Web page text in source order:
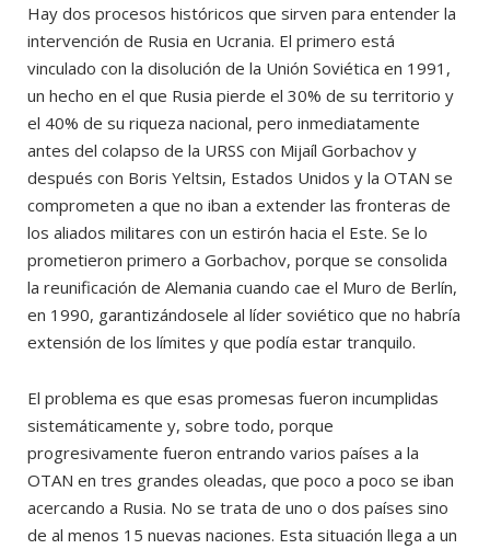
Hay dos procesos históricos que sirven para entender la
intervención de Rusia en Ucrania. El primero está
vinculado con la disolución de la Unión Soviética en 1991,
un hecho en el que Rusia pierde el 30% de su territorio y
el 40% de su riqueza nacional, pero inmediatamente
antes del colapso de la URSS con Mijaíl Gorbachov y
después con Boris Yeltsin, Estados Unidos y la OTAN se
comprometen a que no iban a extender las fronteras de
los aliados militares con un estirón hacia el Este. Se lo
prometieron primero a Gorbachov, porque se consolida
la reunificación de Alemania cuando cae el Muro de Berlín,
en 1990, garantizándosele al líder soviético que no habría
extensión de los límites y que podía estar tranquilo.
El problema es que esas promesas fueron incumplidas
sistemáticamente y, sobre todo, porque
progresivamente fueron entrando varios países a la
OTAN en tres grandes oleadas, que poco a poco se iban
acercando a Rusia. No se trata de uno o dos países sino
de al menos 15 nuevas naciones. Esta situación llega a un